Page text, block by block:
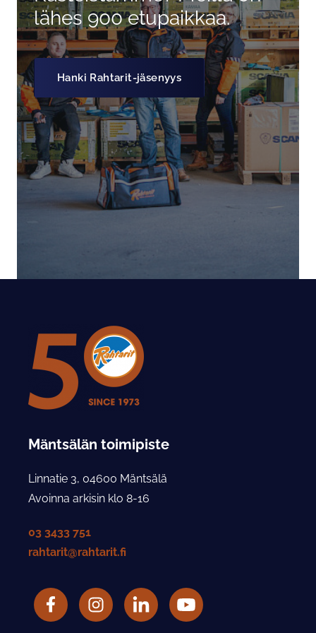
lähes 900 etupaikkaa.
Hanki Rahtarit-jäsenyys
Mäntsälän toimipiste
Linnatie 3, 04600 Mäntsälä
Avoinna arkisin klo 8-16
03 3433 751
rahtarit@rahtarit.fi
FacebookRahtarit ry Instagram-tili
LinkedIn Rahtarit ry YouTube-tili